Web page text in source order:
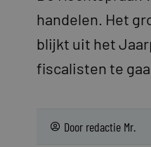
handelen. Het
blijkt uit het
fiscalisten te
Door redactie Mr.